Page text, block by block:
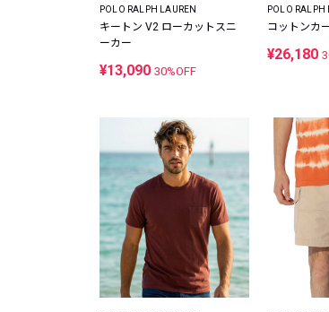
POLO RALPH LAUREN
キートン V2 ローカットスニ
ーカー
¥13,090 30%OFF
POLO RALPH
コットンカ
¥26,180